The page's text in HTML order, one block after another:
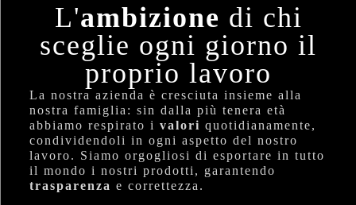
L'ambizione di chi
sceglie ogni giorno il
proprio lavoro
La nostra azienda è cresciuta insieme alla
nostra famiglia: sin dalla più tenera età
abbiamo respirato i valori quotidianamente,
condividendoli in ogni aspetto del nostro
lavoro. Siamo orgogliosi di esportare in tutto
il mondo i nostri prodotti, garantendo
trasparenza e correttezza.